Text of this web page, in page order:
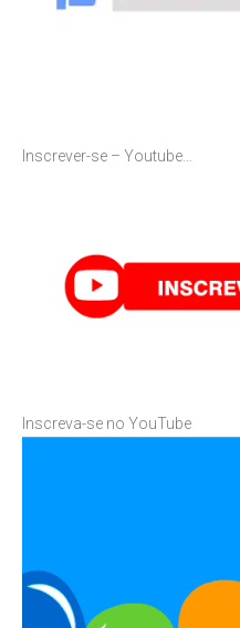
Inscrever-se – Youtube…
Inscreva-se no YouTube